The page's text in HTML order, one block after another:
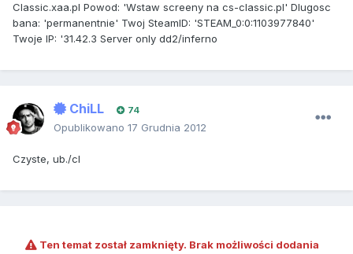
Classic.xaa.pl Powod: 'Wstaw screeny na cs-classic.pl' Dlugosc
bana: 'permanentnie' Twoj SteamID: 'STEAM_0:0:1103977840'
Twoje IP: '31.42.3 Server only dd2/inferno
ChiLL 74
Opublikowano 17 Grudnia 2012
Czyste, ub./cl
Ten temat został zamknięty. Brak możliwości dodania